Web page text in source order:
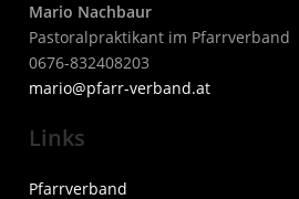
Mario Nachbaur
Pastoralpraktikant im Pfarrverband
0676-832408203
mario@pfarr-verband.at
Links
Pfarrverband